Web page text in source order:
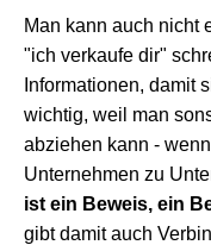
Man kann auch nicht
"ich verkaufe dir"
Informationen, damit
wichtig, weil man
abziehen kann -
Unternehmen zu
ist ein Beweis, ein
gibt damit auch